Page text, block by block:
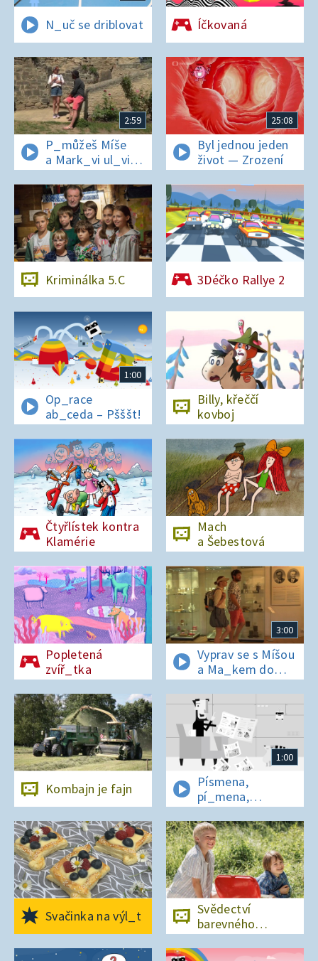
N_uč se driblovat Íčkovaná
2:59
P_můžeš Míše
a Mark_vi ul_vit
hesl_ na zámku
v Nelahezevsi?
25:08
Byl jednou jeden
život — Zrození
Kriminálka 5.C 3Déčko Rallye 2
1:00
Op_race
ab_ceda – Pšššt!
Billy, křeččí
kovboj
Čtyřlístek kontra
Klamérie
Mach
a Šebestová
Popletená
zvíř_tka
3:00
Vyprav se s Míšou
a Ma_kem do
Dobrovických
muzeí
Kombajn je fajn
1:00
Písmena,
pí_mena,
písmena
Svačinka na výl_t
Svědectví
barevného
ostrova